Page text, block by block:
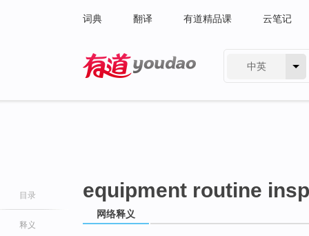
词典 翻译 有道精品课 云笔记
中英
目录
释义
equipment routine
网络释义